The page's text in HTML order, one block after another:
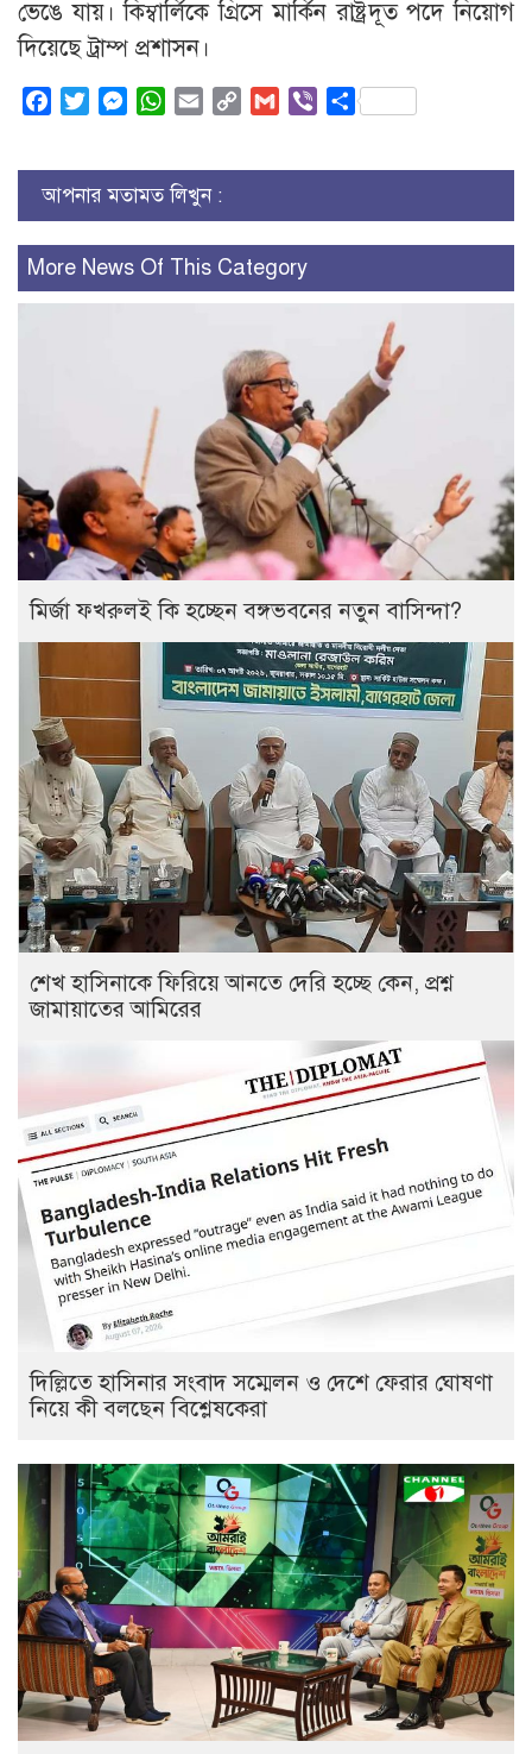
ভেঙে যায়। কিম্বার্লিকে গ্রিসে মার্কিন রাষ্ট্রদূত পদে নিয়োগ
দিয়েছে ট্রাম্প প্রশাসন।
FacebookTwitterMessenger
WhatsApp
Email
Copy
Gmail ViberShare
আপনার মতামত লিখুন :
More News Of This Category
মির্জা ফখরুলই কি হচ্ছেন বঙ্গভবনের নতুন বাসিন্দা?
শেখ হাসিনাকে ফিরিয়ে আনতে দেরি হচ্ছে কেন, প্রশ্ন
জামায়াতের আমিরের
দিল্লিতে হাসিনার সংবাদ সম্মেলন ও দেশে ফেরার ঘোষণা
নিয়ে কী বলছেন বিশ্লেষকেরা